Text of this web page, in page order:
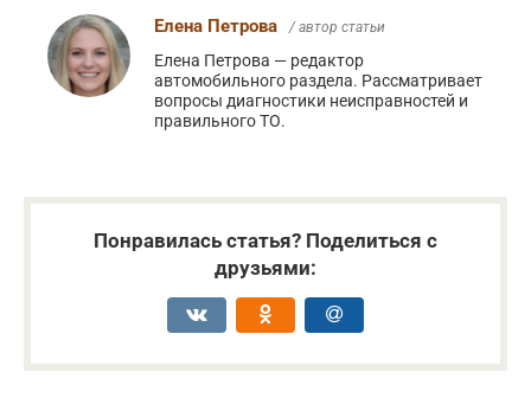
Елена Петрова / автор статьи
Елена Петрова — редактор
автомобильного раздела. Рассматривает
вопросы диагностики неисправностей и
правильного ТО.
Понравилась статья? Поделиться с
друзьями: